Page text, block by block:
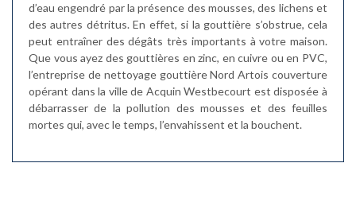
d’eau engendré par la présence des mousses, des lichens et
des autres détritus. En effet, si la gouttière s’obstrue, cela
peut entraîner des dégâts très importants à votre maison.
Que vous ayez des gouttières en zinc, en cuivre ou en PVC,
l’entreprise de nettoyage gouttière Nord Artois couverture
opérant dans la ville de Acquin Westbecourt est disposée à
débarrasser de la pollution des mousses et des feuilles
mortes qui, avec le temps, l’envahissent et la bouchent.